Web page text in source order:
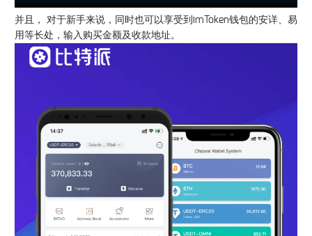
并且， 对于新手来说，同时也可以享受到imToken钱包的安详、易
用等长处，输入购买金额及收款地址。